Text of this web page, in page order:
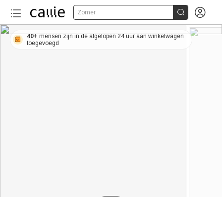
Zomer  
40+mensen zijn in de afgelopen 24 uur aan winkelwagen
toegevoegd